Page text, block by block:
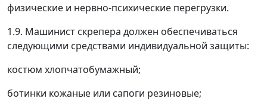
физические и нервно-психические перегрузки.
1.9. Машинист скрепера должен обеспечиваться
следующими средствами индивидуальной защиты:
костюм хлопчатобумажный;
ботинки кожаные или сапоги резиновые;